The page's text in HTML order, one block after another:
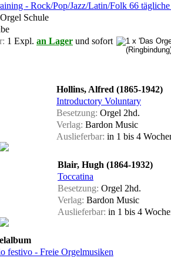
- Rock/Pop/Jazz/Latin/Folk 66
Orgel Schule
1 Expl. an Lager und sofort
Hollins, Alfred (1865-1942)
Introductory Voluntary
Besetzung: Orgel 2hd.
Verlag: Bardon Music
Auslieferbar: in 1 bis 4
Blair, Hugh (1864-1932)
Toccatina
Besetzung: Orgel 2hd.
Verlag: Bardon Music
Auslieferbar: in 1 bis 4
festivo - Freie Orgelmusiken